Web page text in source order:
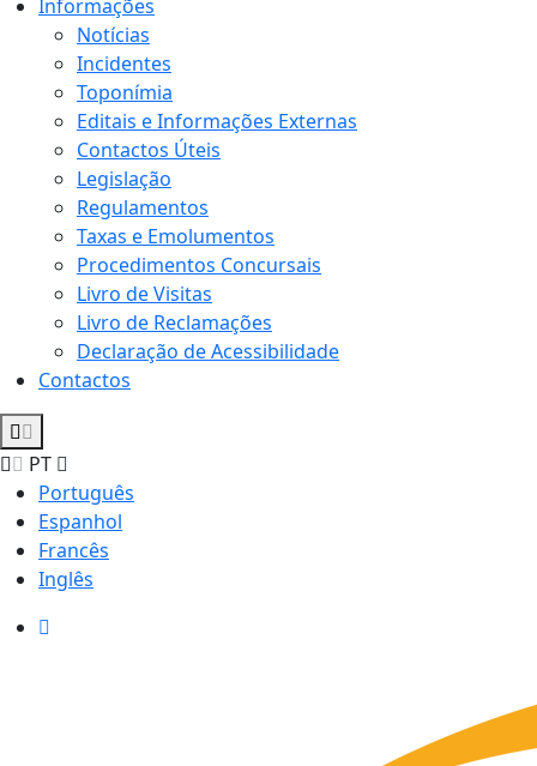
Informações
Notícias
Incidentes
Toponímia
Editais e Informações Externas
Contactos Úteis
Legislação
Regulamentos
Taxas e Emolumentos
Procedimentos Concursais
Livro de Visitas
Livro de Reclamações
Declaração de Acessibilidade
Contactos
PT
Português
Espanhol
Francês
Inglês